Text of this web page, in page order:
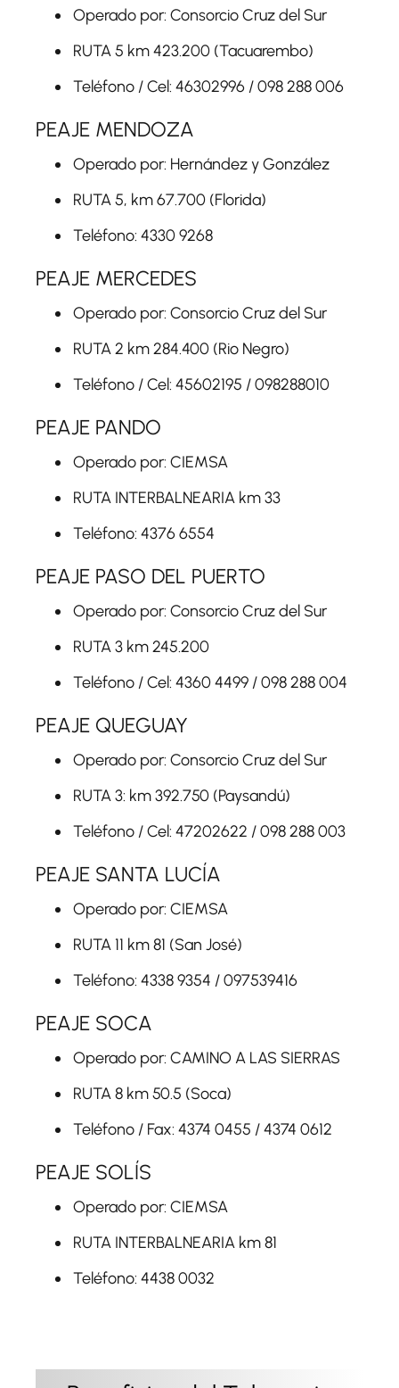
Operado por: Consorcio Cruz del Sur
RUTA 5 km 423.200 (Tacuarembo)
Teléfono / Cel: 46302996 / 098 288 006
PEAJE MENDOZA
Operado por: Hernández y González
RUTA 5, km 67.700 (Florida)
Teléfono: 4330 9268
PEAJE MERCEDES
Operado por: Consorcio Cruz del Sur
RUTA 2 km 284.400 (Rio Negro)
Teléfono / Cel: 45602195 / 098288010
PEAJE PANDO
Operado por: CIEMSA
RUTA INTERBALNEARIA km 33
Teléfono: 4376 6554
PEAJE PASO DEL PUERTO
Operado por: Consorcio Cruz del Sur
RUTA 3 km 245.200
Teléfono / Cel: 4360 4499 / 098 288 004
PEAJE QUEGUAY
Operado por: Consorcio Cruz del Sur
RUTA 3: km 392.750 (Paysandú)
Teléfono / Cel: 47202622 / 098 288 003
PEAJE SANTA LUCÍA
Operado por: CIEMSA
RUTA 11 km 81 (San José)
Teléfono: 4338 9354 / 097539416
PEAJE SOCA
Operado por: CAMINO A LAS SIERRAS
RUTA 8 km 50.5 (Soca)
Teléfono / Fax: 4374 0455 / 4374 0612
PEAJE SOLÍS
Operado por: CIEMSA
RUTA INTERBALNEARIA km 81
Teléfono: 4438 0032